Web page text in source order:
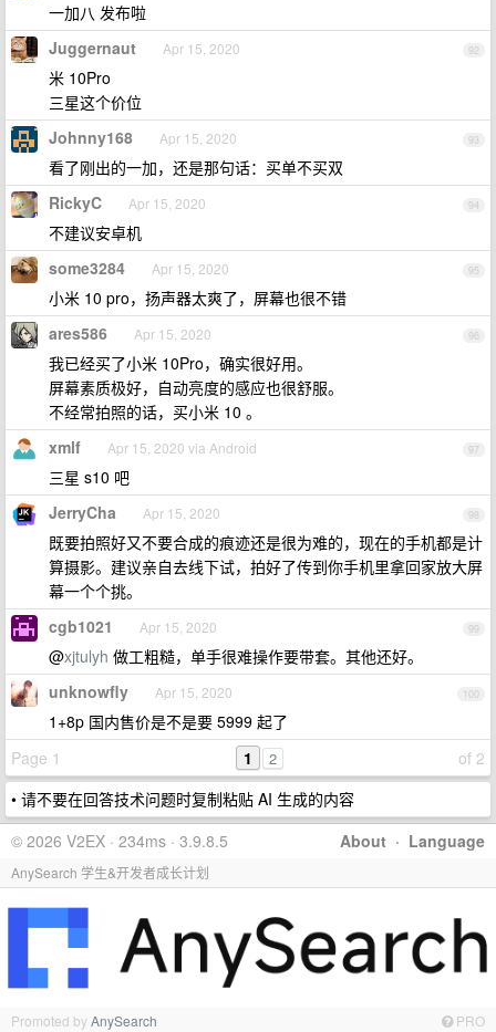
一加八 发布啦
92
Juggernaut Apr 15, 2020
米 10Pro
三星这个价位
93
Johnny168 Apr 15, 2020
看了刚出的一加，还是那句话：买单不买双
94
RickyC Apr 15, 2020
不建议安卓机
95
some3284 Apr 15, 2020
小米 10 pro，扬声器太爽了，屏幕也很不错
96
ares586 Apr 15, 2020
我已经买了小米 10Pro，确实很好用。
屏幕素质极好，自动亮度的感应也很舒服。
不经常拍照的话，买小米 10 。
97
xmlf Apr 15, 2020 via Android
三星 s10 吧
98
JerryCha Apr 15, 2020
既要拍照好又不要合成的痕迹还是很为难的，现在的手机都是计
算摄影。建议亲自去线下试，拍好了传到你手机里拿回家放大屏
幕一个个挑。
99
cgb1021 Apr 15, 2020
@xjtulyh 做工粗糙，单手很难操作要带套。其他还好。
100
unknowfly Apr 15, 2020
1+8p 国内售价是不是要 5999 起了
Page 1
of 2
1 2
• 请不要在回答技术问题时复制粘贴 AI 生成的内容
About · Language
© 2026 V2EX · 234ms · 3.9.8.5
AnySearch 学生&开发者成长计划
Promoted byAnySearch PRO